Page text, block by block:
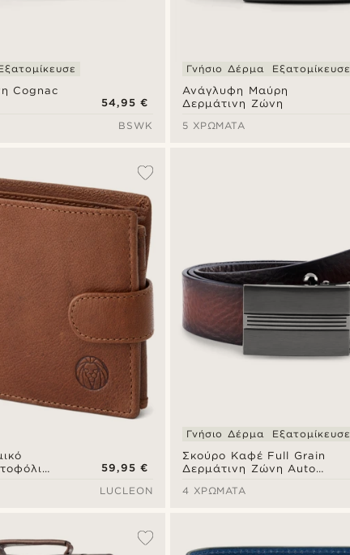
Cognac
54,95 €
BSWK
Ανάγλυφη Μαύρη
Δερμάτινη Ζώνη
Γνήσιο Δέρμα Εξατομίκευσε
5 ΧΡΏΜΑΤΑ
59,95 €
LUCLEON
Σκούρο Καφέ Full Grain
Δερμάτινη Ζώνη Auto
Γνήσιο Δέρμα Εξατομίκευσε
4 ΧΡΏΜΑΤΑ